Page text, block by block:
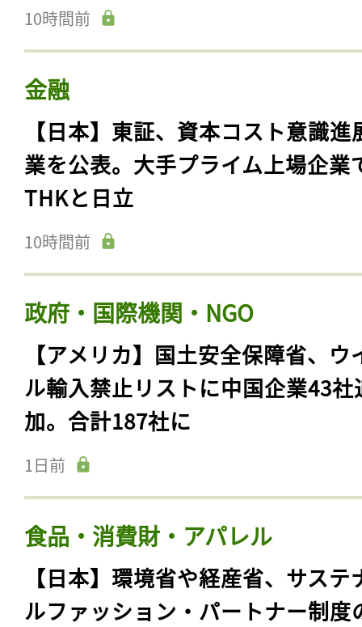
10時間前
金融
【日本】東証、資本コスト意識進
業を公表。大手プライム上場企業
THKと日立
10時間前
政府・国際機関・NGO
【アメリカ】国土安全保障省、ウ
ル輸入禁止リストに中国企業43社
加。合計187社に
1日前
食品・消費財・アパレル
【日本】環境省や経産省、サステ
ルファッション・パートナー制度